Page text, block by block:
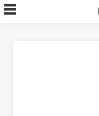
Skip
to